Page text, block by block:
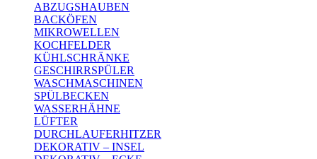
ABZUGSHAUBEN
BACKÖFEN
MIKROWELLEN
KOCHFELDER
KÜHLSCHRÄNKE
GESCHIRRSPÜLER
WASCHMASCHINEN
SPÜLBECKEN
WASSERHÄHNE
LÜFTER
DURCHLAUFERHITZER
DEKORATIV – INSEL